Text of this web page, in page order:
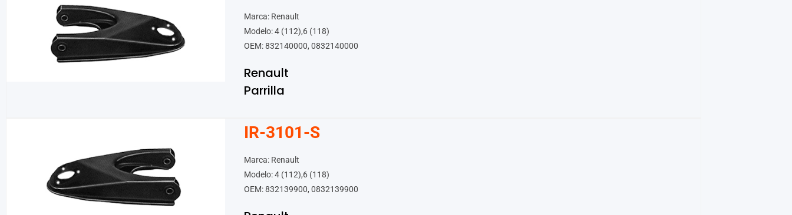
Marca: Renault
Modelo: 4 (112),6 (118)
OEM: 832140000, 0832140000
Renault
Parrilla
IR-3101-S
Marca: Renault
Modelo: 4 (112),6 (118)
OEM: 832139900, 0832139900